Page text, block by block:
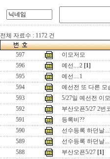
전체 자료수 : 1172 건
597
이모저모
596
예선....2 [1]
595
예선....1
594
예선전 또 다른 모
593
5/27일 예선전 이
592
부산오픈5/27 2번
591
등록비??
590
선수등록 하던날
589
선수등록 하던날...
588
부산오픈5/27 [1]